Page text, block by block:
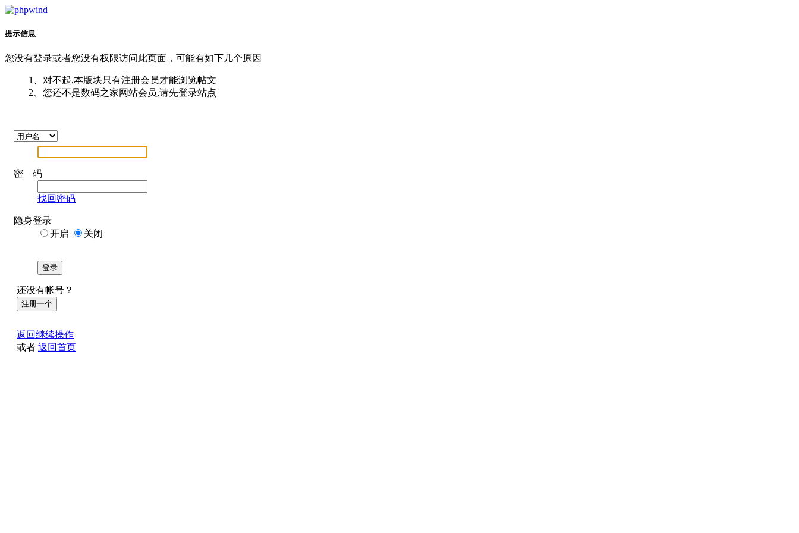
提示信息
您没有登录或者您没有权限访问此页面，可能有如下几个原因
1、对不起,本版块只有注册会员才能浏览帖文
2、您还不是数码之家网站会员,请先登录站点
密 码
找回密码
隐身登录
开启
关闭
登录
还没有帐号？
注册一个
返回继续操作
或者 返回首页